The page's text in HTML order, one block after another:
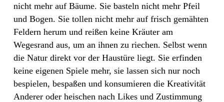
nicht mehr auf Bäume. Sie basteln nicht mehr Pfeil
und Bogen. Sie tollen nicht mehr auf frisch gemähten
Feldern herum und reißen keine Kräuter am
Wegesrand aus, um an ihnen zu riechen. Selbst wenn
die Natur direkt vor der Haustüre liegt. Sie erfinden
keine eigenen Spiele mehr, sie lassen sich nur noch
bespielen, bespaßen und konsumieren die Kreativität
Anderer oder heischen nach Likes und Zustimmung